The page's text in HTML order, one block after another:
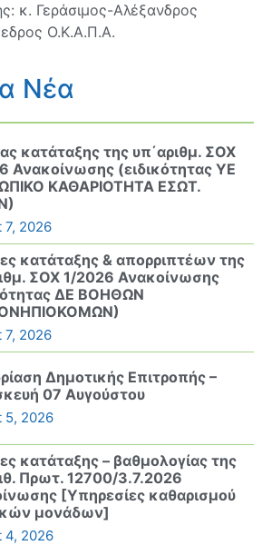
κ. Γεράσιμος-Αλέξανδρος
Ο.Κ.Α.Π.Α.
Νέα
κατάταξης της υπ΄αριθμ. ΣΟΧ
Ανακοίνωσης (ειδικότητας ΥΕ
ΚΑΘΑΡΙΟΤΗΤΑ ΕΣΩΤ.
7, 2026
κατάταξης & απορριπτέων της
ΣΟΧ 1/2026 Ανακοίνωσης
ΔΕ ΒΟΗΘΩΝ
7, 2026
Δημοτικής Επιτροπής –
07 Αυγούστου
5, 2026
κατάταξης – βαθμολογίας της
Πρωτ. 12700/3.7.2026
[Υπηρεσίες καθαρισμού
μονάδων]
4, 2026